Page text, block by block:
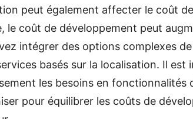
peut également affecter le coût
le coût de développement peut
intégrer des options complexes
basés sur la localisation. Il est
les besoins en fonctionnalités
pour équilibrer les coûts de